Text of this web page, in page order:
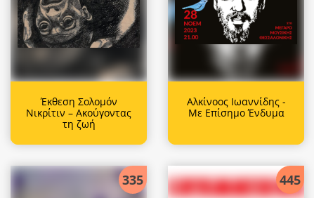
Έκθεση Σολομόν
Νικρίτιν – Ακούγοντας
τη ζωή
Αλκίνοος Ιωαννίδης -
Με Επίσημο Ένδυμα
335 445